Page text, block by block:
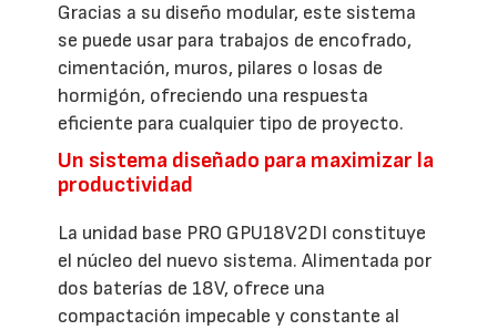
Gracias a su diseño modular, este sistema
se puede usar para trabajos de encofrado,
cimentación, muros, pilares o losas de
hormigón, ofreciendo una respuesta
eficiente para cualquier tipo de proyecto.
Un sistema diseñado para maximizar la
productividad
La unidad base PRO GPU18V2DI constituye
el núcleo del nuevo sistema. Alimentada por
dos baterías de 18V, ofrece una
compactación impecable y constante al